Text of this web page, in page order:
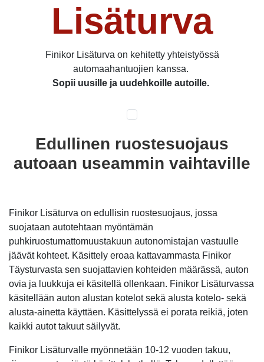
Lisäturva
Finikor Lisäturva on kehitetty yhteistyössä
automaahantuojien kanssa.
Sopii uusille ja uudehkoille autoille.
Edullinen ruostesuojaus
autoaan useammin vaihtaville
Finikor Lisäturva on edullisin ruostesuojaus, jossa
suojataan autotehtaan myöntämän
puhkiruostumattomuustakuun autonomistajan vastuulle
jäävät kohteet. Käsittely eroaa kattavammasta Finikor
Täysturvasta sen suojattavien kohteiden määrässä, auton
ovia ja luukkuja ei käsitellä ollenkaan. Finikor Lisäturvassa
käsitellään auton alustan kotelot sekä alusta kotelo- sekä
alusta-ainetta käyttäen. Käsittelyssä ei porata reikiä, joten
kaikki autot takuut säilyvät.
Finikor Lisäturvalle myönnetään 10-12 vuoden takuu,